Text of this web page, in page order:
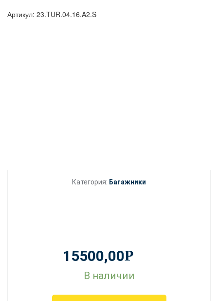
Артикул: 23.TUR.04.16.A2.S
Категория: Багажники
15500,00Р
В наличии